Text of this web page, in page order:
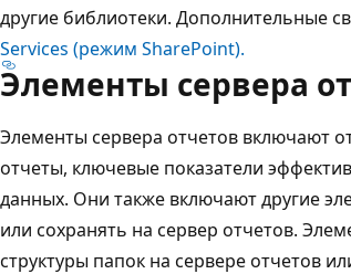
другие библиотеки. Дополнительные
Services (режим SharePoint).
Элементы сервера
Элементы сервера отчетов включают
отчеты, ключевые показатели
данных. Они также включают другие
или сохранять на сервер отчетов.
структуры папок на сервере отчетов